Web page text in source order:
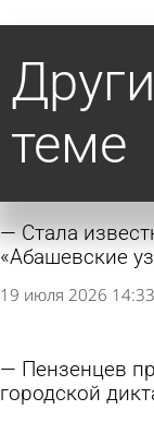
теме
Стала
«Абашевские
19 июля 2026 14:33
Пензенцев
городской